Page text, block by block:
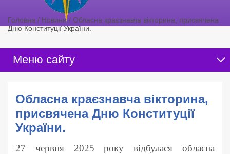
Головна / Новини / Обласна краєзнавча вікторина, присвячена
Дню Конституції України.
Меню сайту
Обласна краєзнавча вікторина,
присвячена Дню Конституції
України.
27 червня 2025 року відбулася обласна